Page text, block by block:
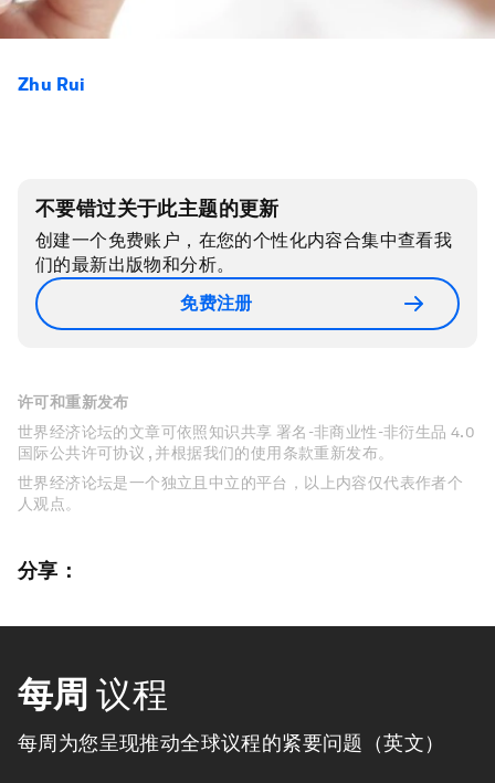
Zhu Rui
不要错过关于此主题的更新
创建一个免费账户，在您的个性化内容合集中查看我
们的最新出版物和分析。
免费注册
许可和重新发布
世界经济论坛的文章可依照知识共享 署名-非商业性-非衍生品 4.0
国际公共许可协议 , 并根据我们的使用条款重新发布。
世界经济论坛是一个独立且中立的平台，以上内容仅代表作者个
人观点。
分享：
每周 议程
每周为您呈现推动全球议程的紧要问题（英文）